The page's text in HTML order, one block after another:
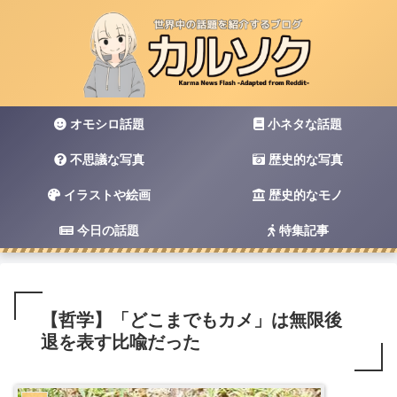
オモシロ話題 小ネタな話題
不思議な写真 歴史的な写真
イラストや絵画 歴史的なモノ
今日の話題 特集記事
【哲学】「どこまでもカメ」は無限後
退を表す比喩だった